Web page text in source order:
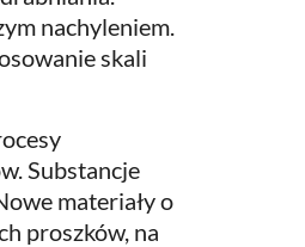
nachyleniem.
skali
Substancje
materiały o
proszków, na